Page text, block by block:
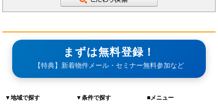
まずは無料登録！
【特典】新着物件メール・セミナー無料参加など
▼地域で探す
▼条件で探す
■メニュー